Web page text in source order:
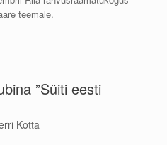
teemale.
”Süiti eesti
Kotta